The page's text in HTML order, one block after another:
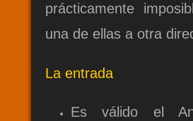
prácticamente
una de ellas a otra
La entrada
Es válido el